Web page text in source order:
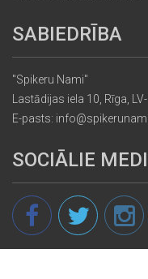
SABIEDRĪBA
"Spikeru Nami"
Lastādijas iela 10, Rīga,
E-pasts:
SOCIĀLIE